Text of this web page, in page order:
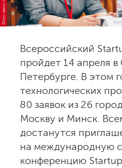
Всероссийский
пройдет 14 апреля в
Петербурге. В этом
технологических
80 заявок из 26
Москву и Минск.
достанутся
на международную
конференцию